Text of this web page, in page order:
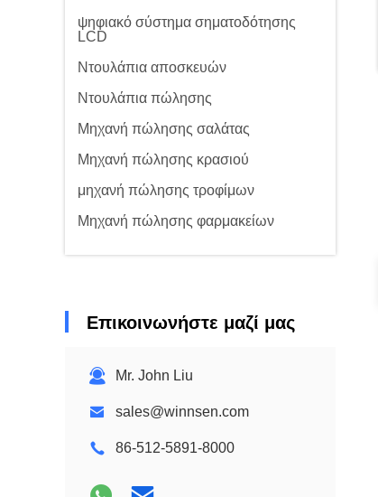
ψηφιακό σύστημα σηματοδότησης
LCD
Ντουλάπια αποσκευών
Ντουλάπια πώλησης
Μηχανή πώλησης σαλάτας
Μηχανή πώλησης κρασιού
μηχανή πώλησης τροφίμων
Μηχανή πώλησης φαρμακείων
Επικοινωνήστε μαζί μας
Mr. John Liu
sales@winnsen.com
86-512-5891-8000